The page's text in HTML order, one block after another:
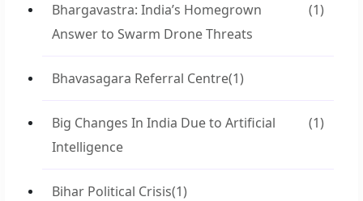
Bhargavastra: India’s Homegrown
Answer to Swarm Drone Threats
(1)
Bhavasagara Referral Centre(1)
Big Changes In India Due to Artificial
Intelligence
(1)
Bihar Political Crisis(1)